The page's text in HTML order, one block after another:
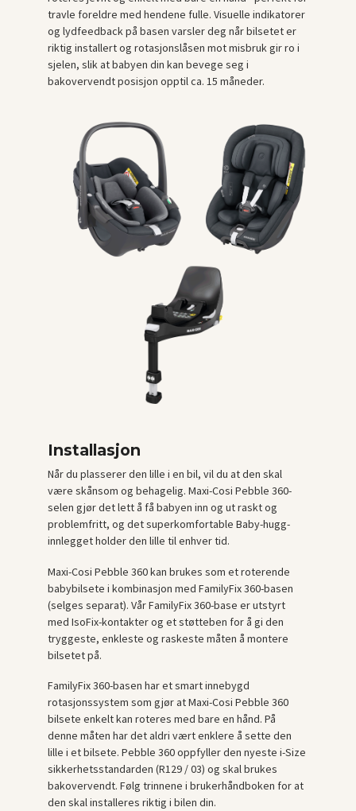
travle foreldre med hendene fulle. Visuelle indikatorer
og lydfeedback på basen varsler deg når bilsetet er
riktig installert og rotasjonslåsen mot misbruk gir ro i
sjelen, slik at babyen din kan bevege seg i
bakovervendt posisjon opptil ca. 15 måneder.
Installasjon
Når du plasserer den lille i en bil, vil du at den skal
være skånsom og behagelig. Maxi-Cosi Pebble 360-
selen gjør det lett å få babyen inn og ut raskt og
problemfritt, og det superkomfortable Baby-hugg-
innlegget holder den lille til enhver tid.
Maxi-Cosi Pebble 360 kan brukes som et roterende
babybilsete i kombinasjon med FamilyFix 360-basen
(selges separat). Vår FamilyFix 360-base er utstyrt
med IsoFix-kontakter og et støtteben for å gi den
tryggeste, enkleste og raskeste måten å montere
bilsetet på.
FamilyFix 360-basen har et smart innebygd
rotasjonssystem som gjør at Maxi-Cosi Pebble 360
bilsete enkelt kan roteres med bare en hånd. På
denne måten har det aldri vært enklere å sette den
lille i et bilsete. Pebble 360 oppfyller den nyeste i-Size
sikkerhetsstandarden (R129 / 03) og skal brukes
bakovervendt. Følg trinnene i brukerhåndboken for at
den skal installeres riktig i bilen din.